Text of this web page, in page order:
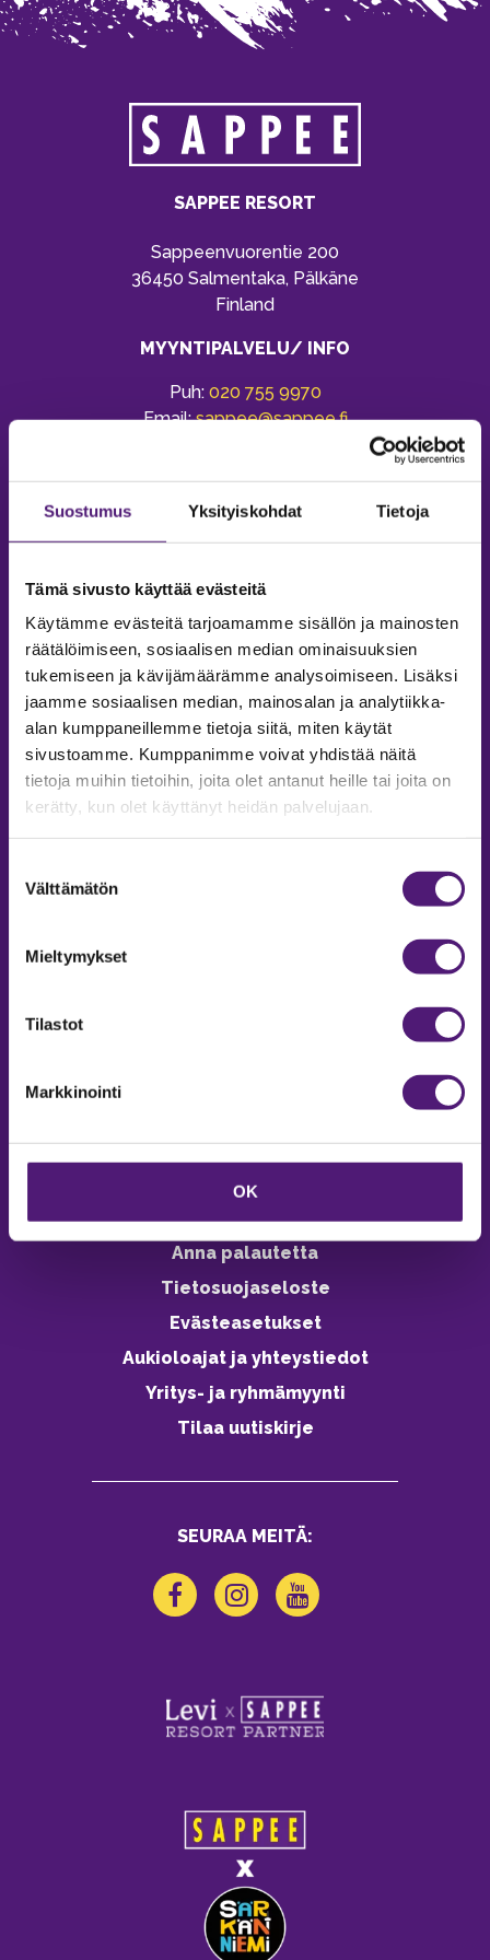
Suostumus Yksityiskohdat Tietoja
Tämä sivusto käyttää evästeitä
Käytämme evästeitä tarjoamamme sisällön ja mainosten
räätälöimiseen, sosiaalisen median ominaisuuksien
tukemiseen ja kävijämäärämme analysoimiseen. Lisäksi
jaamme sosiaalisen median, mainosalan ja analytiikka-
alan kumppaneillemme tietoja siitä, miten käytät
sivustoamme. Kumppanimme voivat yhdistää näitä
tietoja muihin tietoihin, joita olet antanut heille tai joita on
kerätty, kun olet käyttänyt heidän palvelujaan.
valinta
Välttämätön
Mieltymykset
Tilastot
Markkinointi
OK
SAPPEE RESORT
Sappeenvuorentie 200
36450 Salmentaka, Pälkäne
Finland
MYYNTIPALVELU/ INFO
Puh: 020 755 9970
Email:sappee@sappee.fi
MAJOITUS
Tiedustelut & Varaukset
Vastuullisuus
Ympäristöohjelma
Avoimet työpaikat
Anna palautetta
Tietosuojaseloste
Evästeasetukset
Aukioloajat ja yhteystiedot
Yritys- ja ryhmämyynti
Tilaa uutiskirje
SEURAA MEITÄ: